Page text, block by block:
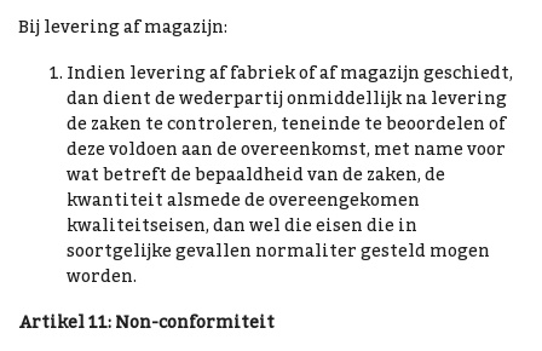
Bij levering af magazijn:
Indien levering af fabriek of af magazijn geschiedt,
dan dient de wederpartij onmiddellijk na levering
de zaken te controleren, teneinde te beoordelen of
deze voldoen aan de overeenkomst, met name voor
wat betreft de bepaaldheid van de zaken, de
kwantiteit alsmede de overeengekomen
kwaliteitseisen, dan wel die eisen die in
soortgelijke gevallen normaliter gesteld mogen
worden.
Artikel 11: Non-conformiteit